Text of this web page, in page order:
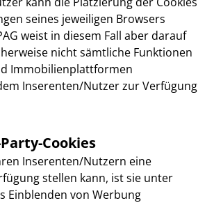
seines jeweiligen Browsers
weist in diesem Fall aber darauf
nicht sämtliche Funktionen
Immobilienplattformen
Inserenten/Nutzer zur Verfügung
Cookies
Inserenten/Nutzern eine
stellen kann, ist sie unter
Einblenden von Werbung